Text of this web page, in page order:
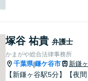
塚谷 祐貴 弁護士
かまがや総合法律事務所
千葉県|鎌ケ谷市 新鎌
【新鎌ヶ谷駅5分】【夜